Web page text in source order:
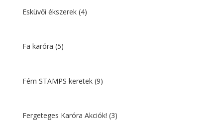
Esküvői ékszerek (4)
Fa karóra (5)
Fém STAMPS keretek (9)
Fergeteges Karóra Akciók! (3)